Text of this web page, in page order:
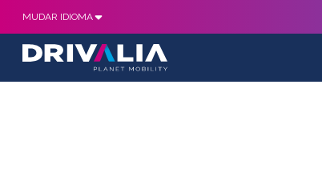
MUDAR IDIOMA